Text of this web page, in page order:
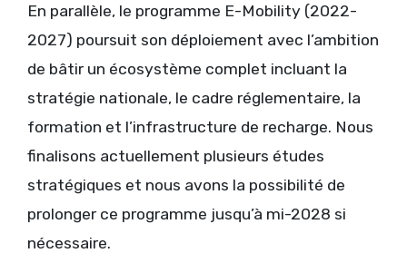
En parallèle, le programme E-Mobility (2022-
2027) poursuit son déploiement avec l’ambition
de bâtir un écosystème complet incluant la
stratégie nationale, le cadre réglementaire, la
formation et l’infrastructure de recharge. Nous
finalisons actuellement plusieurs études
stratégiques et nous avons la possibilité de
prolonger ce programme jusqu’à mi-2028 si
nécessaire.